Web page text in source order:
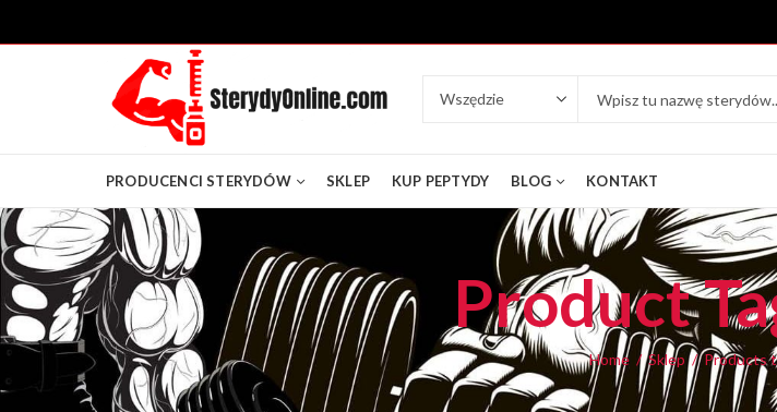
PRODUCENCI STERYDÓW SKLEP KUP PEPTYDY BLOG KONTAKT
Product
Home Sklep Products